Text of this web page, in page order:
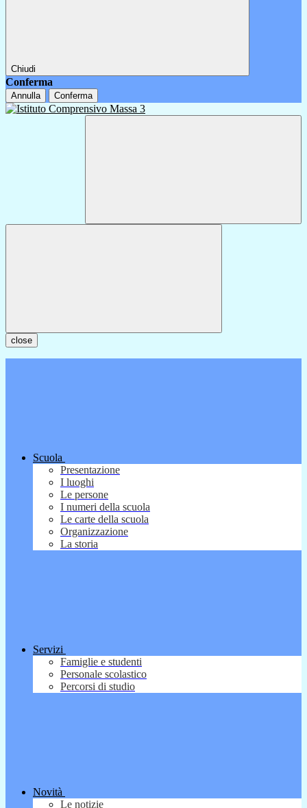
Chiudi
Conferma
Annulla Conferma
close
Scuola
Presentazione
I luoghi
Le persone
I numeri della scuola
Le carte della scuola
Organizzazione
La storia
Servizi
Famiglie e studenti
Personale scolastico
Percorsi di studio
Novità
Le notizie